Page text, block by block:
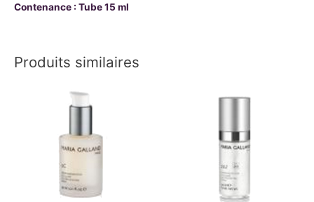
Contenance : Tube 15 ml
Produits similaires